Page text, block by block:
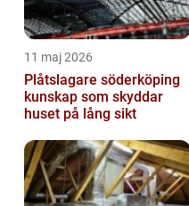
11 maj 2026
Plåtslagare söderköping
kunskap som skyddar
huset på lång sikt